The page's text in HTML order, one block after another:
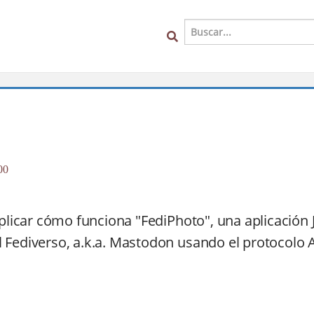
cómo funciona "FediPhoto", una aplicación
a.k.a. Mastodon usando el protocolo